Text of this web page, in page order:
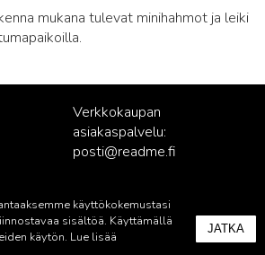
mukana tulevat minihahmot ja leiki
Verkkokaupan
asiakaspalvelu:
posti@readme.fi
käyttökokemustasi
sisältöä. Käyttämällä
käytön. Lue lisää
JATKA